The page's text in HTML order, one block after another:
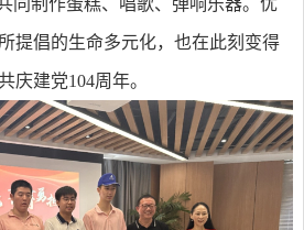
同制作蛋糕、唱歌、弹响乐器。优
提倡的生命多元化，也在此刻变得
庆建党104周年。